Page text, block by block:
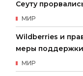
Сеуту
МИР
Wildberries и
меры
МИР